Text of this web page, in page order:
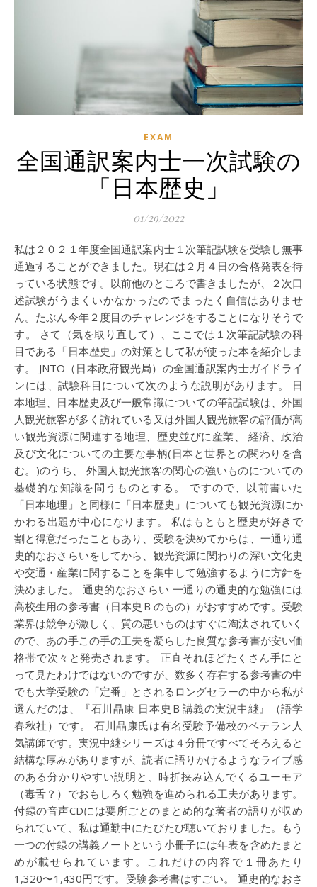
EXAM
全国通訳案内士一次試験の
「日本歴史」
01/29/2022
私は２０２１年度全国通訳案内士１次筆記試験を受験し無事
通過することができました。現在は２月４日の合格発表を待
っている状態です。以前他のところで書きましたが、２次口
述試験がうまくいかなかったのでまったく自信はありませ
ん。たぶん今年２度目のチャレンジをすることになりそうで
す。 さて（気を取り直して）、ここでは１次筆記試験の科
目である「日本歴史」の対策として私が使った本を紹介しま
す。 JNTO（日本政府観光局）の全国通訳案内士ガイドライ
ンには、試験科目について次のような説明があります。 日
本地理、日本歴史及び一般常識についての筆記試験は、外国
人観光旅客が多く訪れている又は外国人観光旅客の評価が高
い観光資源に関連する地理、歴史並びに産業、 経済、政治
及び文化についての主要な事柄(日本と世界との関わりを含
む。)のうち、 外国人観光旅客の関心の強いものについての
基礎的な知識を問うものとする。 ですので、以前書いた
「日本地理」と同様に「日本歴史」についても観光資源にか
かわる出題が中心になります。 私はもともと歴史が好きで
割と得意だったこともあり、受験を決めてからは、一通り通
史的なおさらいをしてから、観光資源に関わりの深い文化史
や交通・産業に関することを集中して勉強するように方針を
決めました。 通史的なおさらい 一通りの通史的な勉強には
高校生用の参考書（日本史Ｂのもの）がおすすめです。受験
業界は競争が激しく、質の悪いものはすぐに淘汰されていく
ので、あの手この手の工夫を凝らした良質な参考書が安い価
格帯で次々と発売されます。 正直それほどたくさん手にと
って見たわけではないのですが、数多く存在する参考書の中
でも大学受験の「定番」とされるロングセラーの中から私が
選んだのは、『石川晶康 日本史Ｂ講義の実況中継』（語学
春秋社）です。 石川晶康氏は有名受験予備校のベテラン人
気講師です。実況中継シリーズは４分冊ですべてそろえると
結構な厚みがありますが、読者に語りかけるようなライブ感
のある分かりやすい説明と、時折挟み込んでくるユーモア
（毒舌？）でおもしろく勉強を進められる工夫があります。
付録の音声CDには要所ごとのまとめ的な著者の語りが収め
られていて、私は通勤中にたびたび聴いておりました。もう
一つの付録の講義ノートという小冊子には年表を含めたまと
めが載せられています。これだけの内容で１冊あたり
1,320〜1,430円です。受験参考書はすごい。 通史的なおさ